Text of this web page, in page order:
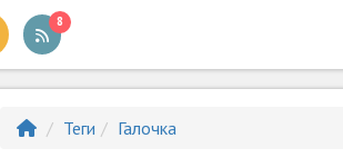
8
Теги Галочка